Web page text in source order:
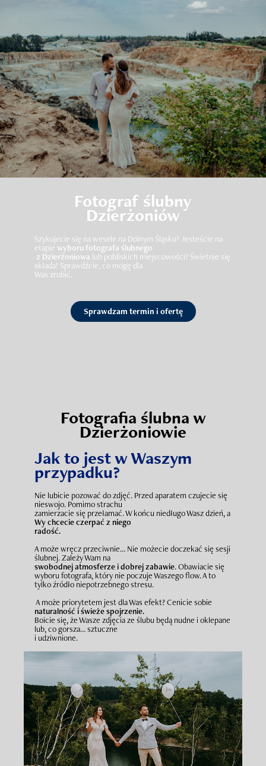
Fotograf ślubny
Dzierżoniów
Szykujecie się na wesele na Dolnym Śląsku? Jesteście na
etapie wyboru fotografa ślubnego
z Dzierżoniowa lub pobliskich miejscowości? Świetnie się
składa! Sprawdźcie, co mogę dla
Was zrobić.
Sprawdzam termin i ofertę
Fotografia ślubna w
Dzierżoniowie
Jak to jest w Waszym
przypadku?
Nie lubicie pozować do zdjęć. Przed aparatem czujecie się
nieswojo. Pomimo strachu
zamierzacie się przełamać. W końcu niedługo Wasz dzień, a
Wy chcecie czerpać z niego
radość.
A może wręcz przeciwnie… Nie możecie doczekać się sesji
ślubnej. Zależy Wam na
swobodnej atmosferze i dobrej zabawie. Obawiacie się
wyboru fotografa, który nie poczuje Waszego flow. A to
tylko źródło niepotrzebnego stresu.
A może priorytetem jest dla Was efekt? Cenicie sobie
naturalność i świeże spojrzenie.
Boicie się, że Wasze zdjęcia ze ślubu będą nudne i oklepane
lub, co gorsza… sztuczne
i udziwnione.